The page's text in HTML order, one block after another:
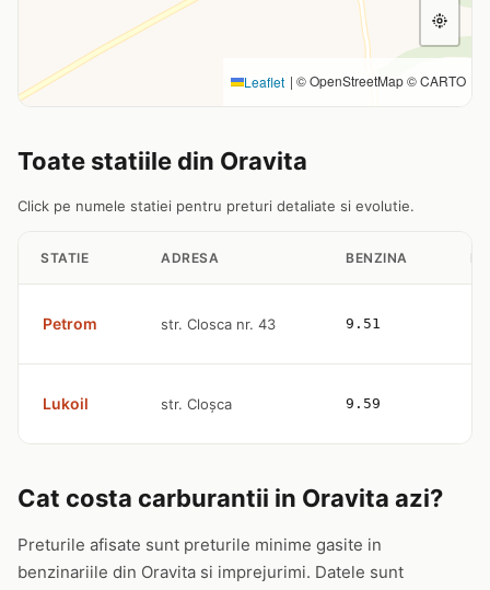
Leaflet | © OpenStreetMap © CARTO
Toate statiile din Oravita
Click pe numele statiei pentru preturi detaliate si evolutie.
STATIE ADRESA BENZINA
Petrom str. Closca nr. 43 9.51
Lukoil str. Cloșca 9.59
Cat costa carburantii in Oravita azi?
Preturile afisate sunt preturile minime gasite in
benzinariile din Oravita si imprejurimi. Datele sunt